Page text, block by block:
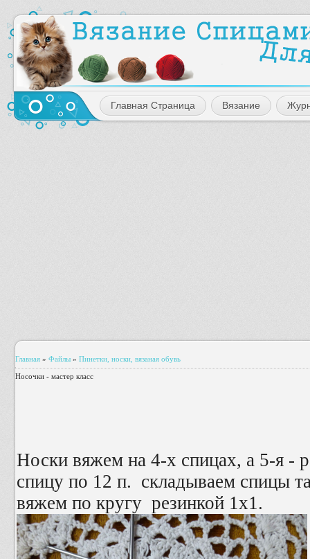
Главная Страница Вязание
Главная » Файлы » Пинетки, носки, вязаная обувь
Носочки - мастер класс
Носки вяжем на 4-х спицах, а 5-я -
спицу по 12 п. складываем спицы
вяжем по кругу резинкой 1х1.